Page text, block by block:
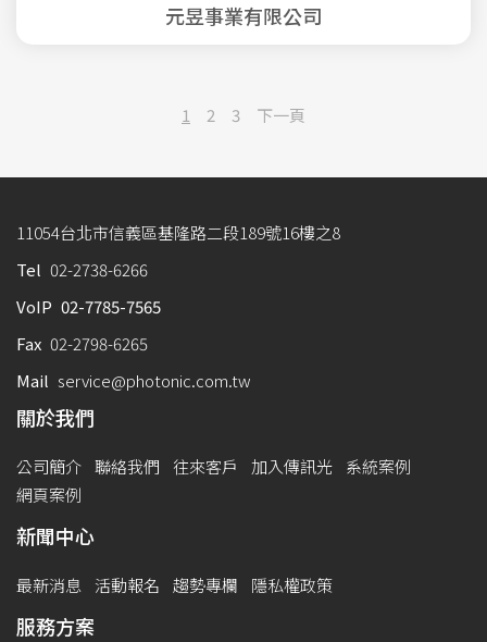
元昱事業有限公司
1 2 3 下一頁
11054台北市信義區基隆路二段189號16樓之8
Tel 02-2738-6266
VoIP 02-7785-7565
Fax 02-2798-6265
Mail service@photonic.com.tw
關於我們
公司簡介 聯絡我們 往來客戶 加入傳訊光
系統案例
網頁案例
新聞中心
最新消息 活動報名 趨勢專欄 隱私權政策
服務方案